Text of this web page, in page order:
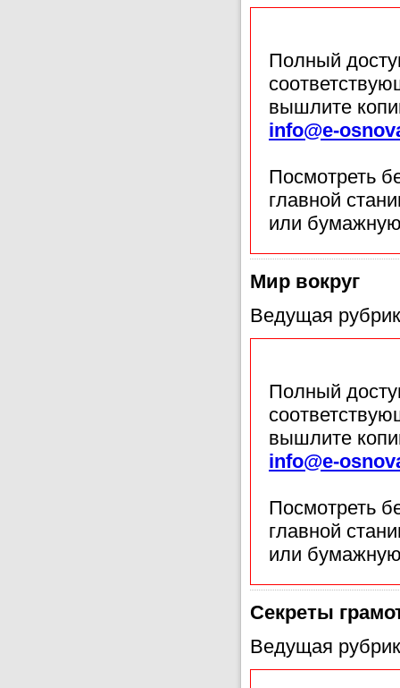
Полный
вышлите
info@e-
Посмотреть
главной
или
Мир вокруг
Ведущая
Полный
вышлите
info@e-
Посмотреть
главной
или
Секреты
Ведущая